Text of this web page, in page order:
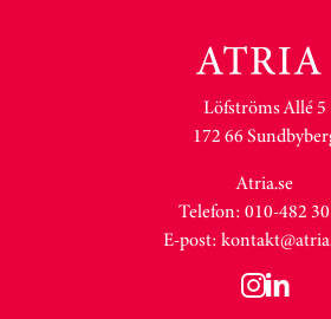
Löfströms Allé 5
172 66
Atria.se
Telefon: 010-482
E-post: